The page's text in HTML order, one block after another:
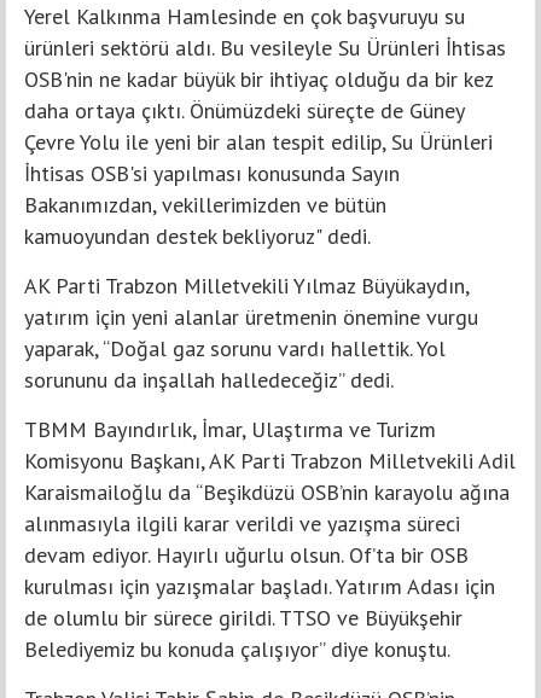
Yerel Kalkınma Hamlesinde en çok başvuruyu su
ürünleri sektörü aldı. Bu vesileyle Su Ürünleri İhtisas
OSB'nin ne kadar büyük bir ihtiyaç olduğu da bir kez
daha ortaya çıktı. Önümüzdeki süreçte de Güney
Çevre Yolu ile yeni bir alan tespit edilip, Su Ürünleri
İhtisas OSB'si yapılması konusunda Sayın
Bakanımızdan, vekillerimizden ve bütün
kamuoyundan destek bekliyoruz" dedi.
AK Parti Trabzon Milletvekili Yılmaz Büyükaydın,
yatırım için yeni alanlar üretmenin önemine vurgu
yaparak, “Doğal gaz sorunu vardı hallettik. Yol
sorununu da inşallah halledeceğiz” dedi.
TBMM Bayındırlık, İmar, Ulaştırma ve Turizm
Komisyonu Başkanı, AK Parti Trabzon Milletvekili Adil
Karaismailoğlu da “Beşikdüzü OSB’nin karayolu ağına
alınmasıyla ilgili karar verildi ve yazışma süreci
devam ediyor. Hayırlı uğurlu olsun. Of’ta bir OSB
kurulması için yazışmalar başladı. Yatırım Adası için
de olumlu bir sürece girildi. TTSO ve Büyükşehir
Belediyemiz bu konuda çalışıyor” diye konuştu.